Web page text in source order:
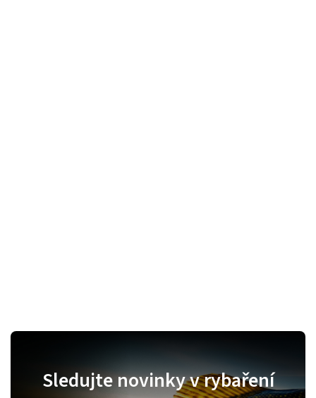
Sledujte novinky v rybaření